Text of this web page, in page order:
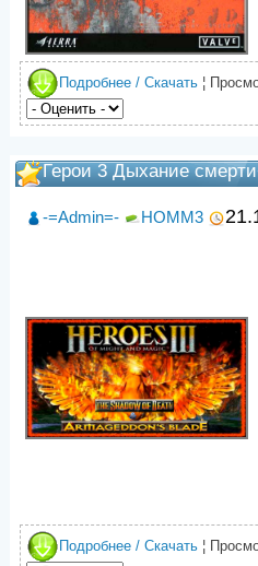
Подробнее / Скачать ¦
Герои 3 Дыхание
-=Admin=- HOMM3
Подробнее / Скачать ¦